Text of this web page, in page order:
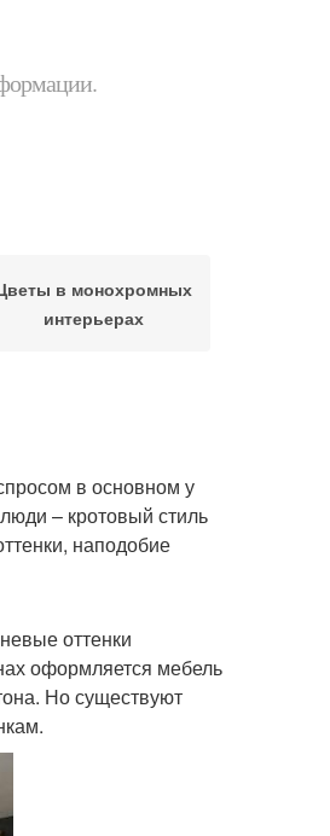
в монохромных
интерьерах
в основном у
– кротовый стиль
наподобие
оттенки
оформляется мебель
Но существуют